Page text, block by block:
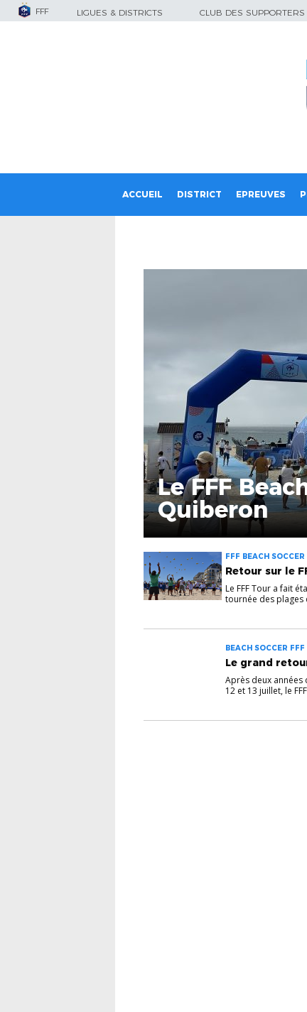
FFF LIGUES & DISTRICTS CLUB DES SUPPORTERS
ACCUEIL DISTRICT EPREUVES
Le FFF
Quiberon
FFF BEACH
Retour sur le
Le FFF Tour a fait
tournée des plages
BEACH SOCCER
Le grand
Après deux années
12 et 13 juillet, le